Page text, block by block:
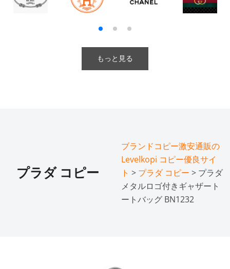
もっと見る
プラダ コピー
ブランドコピー激安通販の
Levelkopi コピー優良サイ
ト > プラダ コピー > プラダ
メタルロゴ付きギャザート
ートバッグ BN1232